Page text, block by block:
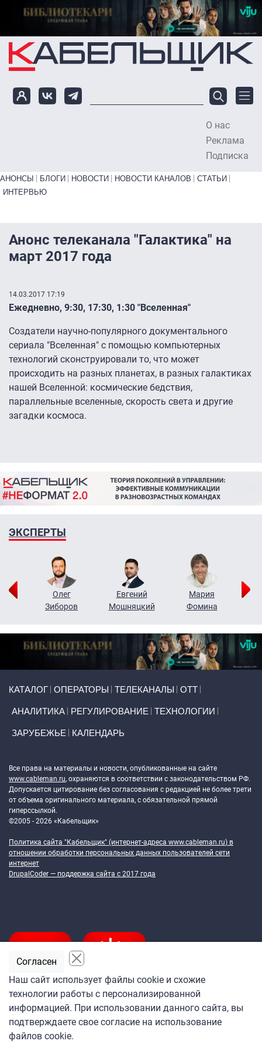
Перейти к основному содержанию
О нас
Реклама
Подписка
Primary links bottom
АНОНСЫ БЛОГИ НОВОСТИ НОВОСТИ КАНАЛОВ
СТАТЬИ
ИНТЕРВЬЮ
Анонс телеканала "Галактика" на
март 2017 года
14.03.2017 17:19
Ежедневно, 9:30, 17:30, 1:30 "Вселенная"
Создатели научно-популярного документального
сериала "Вселенная" с помощью компьютерных
технологий сконструировали то, что может
происходить на разных планетах, в разных галактиках
нашей Вселенной: космические бедствия,
параллельные вселенные, скорость света и другие
загадки космоса.
ЭКСПЕРТЫ
Олег
Зиборов
Евгений
Мошняцкий
Мария
Фомина
КАТАЛОГ ОПЕРАТОРЫ ТЕЛЕКАНАЛЫ ОТТ
АНАЛИТИКА РЕГУЛИРОВАНИЕ ТЕХНОЛОГИИ
ЗАРУБЕЖЬЕ КАЛЕНДАРЬ
Все права на материалы и новости, опубликованные на сайте
www.cableman.ru, охраняются в соответствии с законодательством РФ.
Допускается цитирование без согласования с редакцией не более трети
от объема оригинального материала, с обязательной прямой
гиперссылкой.
©2005 - 2026 «Кабельщик»
Политика сайта "Кабельщик" (интернет-адреса www.cableman.ru) в
отношении обработки персональных данных пользователей сети
интернет
DrupalCoder — поддержка сайта c 2017 года
Подпишитесь
на ежедневную рассылку
«Кабельщика»
Наш сайт использует файлы cookie и схожие
технологии работы с персонализированной
информацией. При использовании данного сайта, вы
подтверждаете свое согласие на использование
файлов cookie.
Согласен